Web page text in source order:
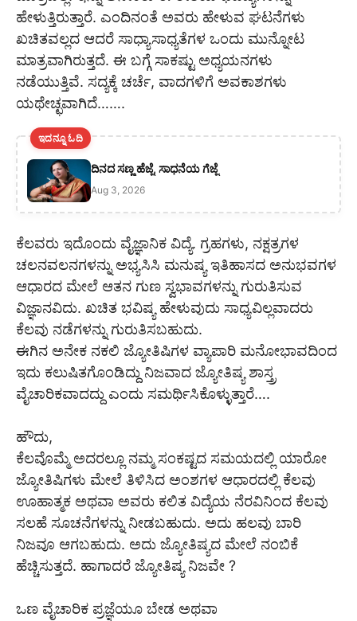
ಹೇಳುತ್ತಿರುತ್ತಾರೆ. ಎಂದಿನಂತೆ ಅವರು ಹೇಳುವ ಘಟನೆಗಳು
ಖಚಿತವಲ್ಲದ ಆದರೆ ಸಾಧ್ಯಾಸಾಧ್ಯತೆಗಳ ಒಂದು ಮುನ್ನೋಟ
ಮಾತ್ರವಾಗಿರುತ್ತದೆ. ಈ ಬಗ್ಗೆ ಸಾಕಷ್ಟು ಅಧ್ಯಯನಗಳು
ನಡೆಯುತ್ತಿವೆ. ಸದ್ಯಕ್ಕೆ ಚರ್ಚೆ, ವಾದಗಳಿಗೆ ಅವಕಾಶಗಳು
ಯಥೇಚ್ಛವಾಗಿದೆ…….
ಇದನ್ನೂ ಓದಿ
ದಿನದ ಸಣ್ಣ ಹೆಜ್ಜೆ, ಸಾಧನೆಯ ಗೆಜ್ಜೆ
Aug 3, 2026
ಕೆಲವರು ಇದೊಂದು ವೈಜ್ಞಾನಿಕ ವಿದ್ಯೆ. ಗ್ರಹಗಳು, ನಕ್ಷತ್ರಗಳ
ಚಲನವಲನಗಳನ್ನು ಅಭ್ಯಸಿಸಿ ಮನುಷ್ಯ ಇತಿಹಾಸದ ಅನುಭವಗಳ
ಆಧಾರದ ಮೇಲೆ ಆತನ ಗುಣ ಸ್ವಭಾವಗಳನ್ನು ಗುರುತಿಸುವ
ವಿಜ್ಞಾನವಿದು. ಖಚಿತ ಭವಿಷ್ಯ ಹೇಳುವುದು ಸಾಧ್ಯವಿಲ್ಲವಾದರು
ಕೆಲವು ನಡೆಗಳನ್ನು ಗುರುತಿಸಬಹುದು.
ಈಗಿನ ಅನೇಕ ನಕಲಿ ಜ್ಯೋತಿಷಿಗಳ ವ್ಯಾಪಾರಿ ಮನೋಭಾವದಿಂದ
ಇದು ಕಲುಷಿತಗೊಂಡಿದ್ದು ನಿಜವಾದ ಜ್ಯೋತಿಷ್ಯ ಶಾಸ್ತ್ರ
ವೈಚಾರಿಕವಾದದ್ದು ಎಂದು ಸಮರ್ಥಿಸಿಕೊಳ್ಳುತ್ತಾರೆ….
ಹೌದು,
ಕೆಲವೊಮ್ಮೆ ಅದರಲ್ಲೂ ನಮ್ಮ ಸಂಕಷ್ಟದ ಸಮಯದಲ್ಲಿ ಯಾರೋ
ಜ್ಯೋತಿಷಿಗಳು ಮೇಲೆ ತಿಳಿಸಿದ ಅಂಶಗಳ ಆಧಾರದಲ್ಲಿ ಕೆಲವು
ಊಹಾತ್ಮಕ ಅಥವಾ ಅವರು ಕಲಿತ ವಿದ್ಯೆಯ ನೆರವಿನಿಂದ ಕೆಲವು
ಸಲಹೆ ಸೂಚನೆಗಳನ್ನು ನೀಡಬಹುದು. ಅದು‌ ಹಲವು ಬಾರಿ
ನಿಜವೂ ಆಗಬಹುದು. ಅದು ಜ್ಯೋತಿಷ್ಯದ ಮೇಲೆ ನಂಬಿಕೆ
ಹೆಚ್ಚಿಸುತ್ತದೆ. ಹಾಗಾದರೆ ಜ್ಯೋತಿಷ್ಯ ನಿಜವೇ ?
ಒಣ ವೈಚಾರಿಕ ಪ್ರಜ್ಞೆಯೂ ಬೇಡ ಅಥವಾ